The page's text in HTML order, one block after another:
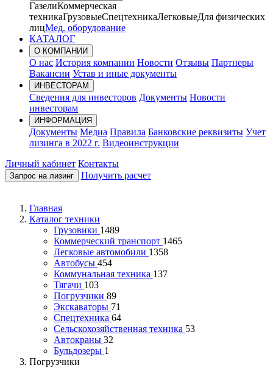
ГазелиКоммерческая
техникаГрузовыеСпецтехникаЛегковыеДля физических
лицМед. оборудование
КАТАЛОГ
О КОМПАНИИ
О нас История компании Новости Отзывы Партнеры
Вакансии Устав и иные документы
ИНВЕСТОРАМ
Сведения для инвесторов Документы Новости
инвесторам
ИНФОРМАЦИЯ
Документы Медиа Правила Банковские реквизиты Учет
лизинга в 2022 г. Видеоинструкции
Личный кабинет Контакты
Запрос на лизинг Получить расчет
Главная
Каталог техники
Грузовики 1489
Коммерческий транспорт 1465
Легковые автомобили 1358
Автобусы 454
Коммунальная техника 137
Тягачи 103
Погрузчики 89
Экскаваторы 71
Спецтехника 64
Сельскохозяйственная техника 53
Автокраны 32
Бульдозеры 1
Погрузчики